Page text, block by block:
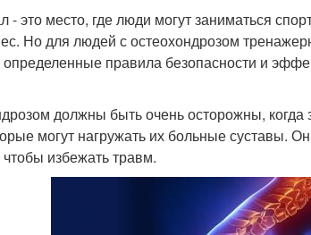
- это место, где люди могут заниматься
Но для людей с остеохондрозом
определенные правила безопасности и
должны быть очень осторожны,
могут нагружать их больные суставы.
избежать травм.